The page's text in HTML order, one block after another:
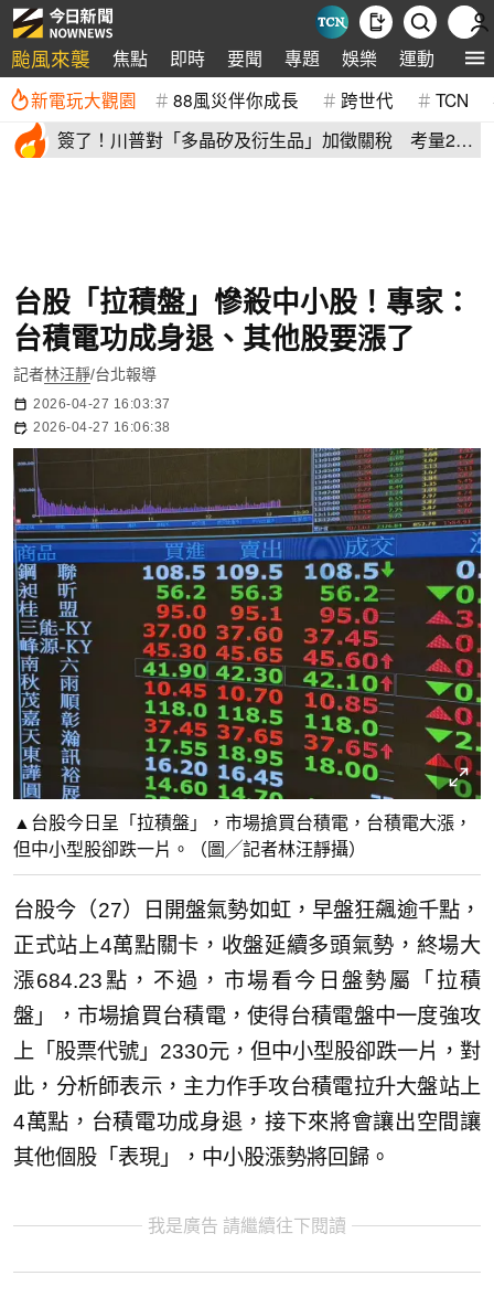
颱風來襲 焦點 即時 要聞 專題 娛樂 運動 全球
新電玩大觀園 88風災伴你成長 跨世代 TCN
簽了！川普對「多晶矽及衍生品」加徵關稅 考量2原
台股「拉積盤」慘殺中小股！專家：
台積電功成身退、其他股要漲了
記者林汪靜/台北報導
2026-04-27 16:03:37
2026-04-27 16:06:38
▲台股今日呈「拉積盤」，市場搶買台積電，台積電大漲，
但中小型股卻跌一片。（圖╱記者林汪靜攝）
台股今（27）日開盤氣勢如虹，早盤狂飆逾千點，
正式站上4萬點關卡，收盤延續多頭氣勢，終場大
漲684.23點，不過，市場看今日盤勢屬「拉積
盤」，市場搶買台積電，使得台積電盤中一度強攻
上「股票代號」2330元，但中小型股卻跌一片，對
此，分析師表示，主力作手攻台積電拉升大盤站上
4萬點，台積電功成身退，接下來將會讓出空間讓
其他個股「表現」，中小股漲勢將回歸。
我是廣告 請繼續往下閱讀